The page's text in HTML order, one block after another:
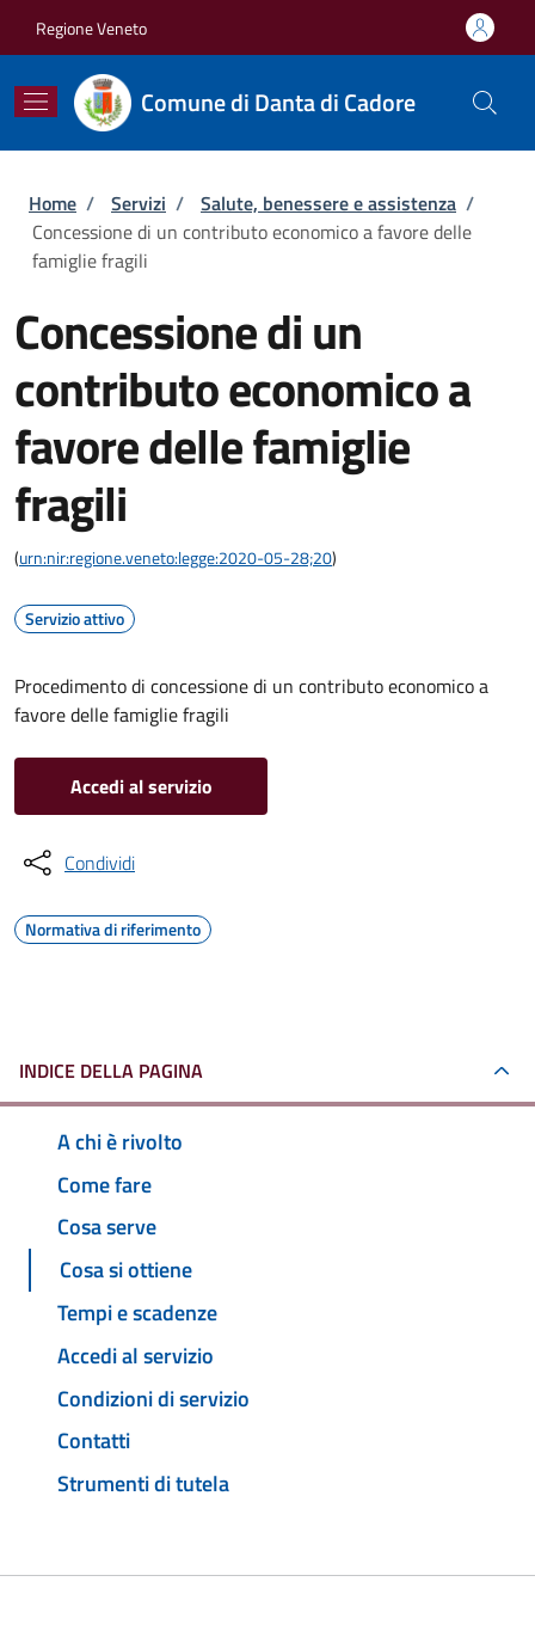
Regione Veneto
Comune di Danta di Cadore
Briciole di pane
Home / Servizi / Salute, benessere e assistenza /
Concessione di un contributo economico a favore delle
famiglie fragili
Concessione di un
contributo economico a
favore delle famiglie
fragili
(urn:nir:regione.veneto:legge:2020-05-28;20)
Servizio attivo
Procedimento di concessione di un contributo economico a
favore delle famiglie fragili
Accedi al servizio
Condividi
Normativa di riferimento
INDICE DELLA PAGINA
A chi è rivolto
Come fare
Cosa serve
Cosa si ottiene
Tempi e scadenze
Accedi al servizio
Condizioni di servizio
Contatti
Strumenti di tutela